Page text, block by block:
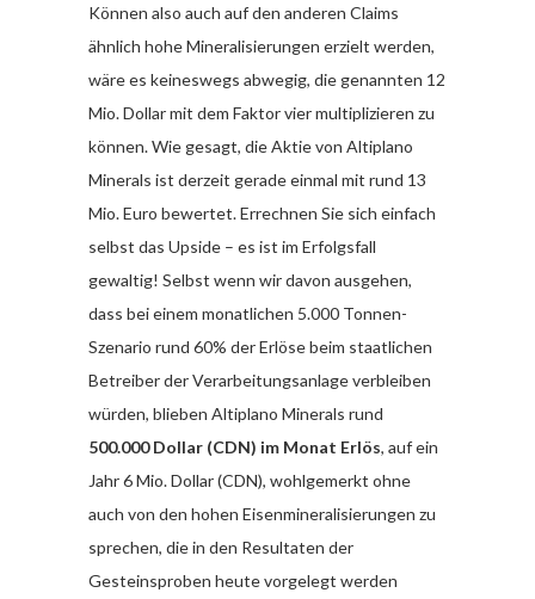
Können also auch auf den anderen Claims
ähnlich hohe Mineralisierungen erzielt werden,
wäre es keineswegs abwegig, die genannten 12
Mio. Dollar mit dem Faktor vier multiplizieren zu
können. Wie gesagt, die Aktie von Altiplano
Minerals ist derzeit gerade einmal mit rund 13
Mio. Euro bewertet. Errechnen Sie sich einfach
selbst das Upside – es ist im Erfolgsfall
gewaltig! Selbst wenn wir davon ausgehen,
dass bei einem monatlichen 5.000 Tonnen-
Szenario rund 60% der Erlöse beim staatlichen
Betreiber der Verarbeitungsanlage verbleiben
würden, blieben Altiplano Minerals rund
500.000 Dollar (CDN) im Monat Erlös, auf ein
Jahr 6 Mio. Dollar (CDN), wohlgemerkt ohne
auch von den hohen Eisenmineralisierungen zu
sprechen, die in den Resultaten der
Gesteinsproben heute vorgelegt werden